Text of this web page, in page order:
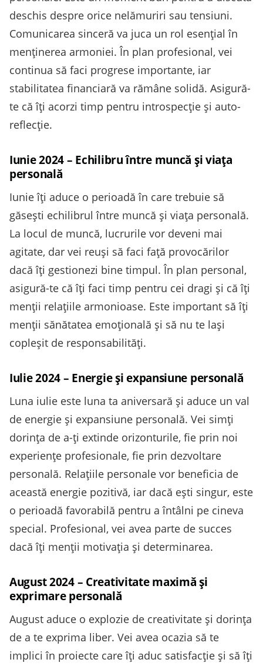
deschis despre orice nelămuriri sau tensiuni.
Comunicarea sinceră va juca un rol esențial în
menținerea armoniei. În plan profesional, vei
continua să faci progrese importante, iar
stabilitatea financiară va rămâne solidă. Asigură-
te că îți acorzi timp pentru introspecție și auto-
reflecție.
Iunie 2024 – Echilibru între muncă și viața
personală
Iunie îți aduce o perioadă în care trebuie să
găsești echilibrul între muncă și viața personală.
La locul de muncă, lucrurile vor deveni mai
agitate, dar vei reuși să faci față provocărilor
dacă îți gestionezi bine timpul. În plan personal,
asigură-te că îți faci timp pentru cei dragi și că îți
menții relațiile armonioase. Este important să îți
menții sănătatea emoțională și să nu te lași
copleșit de responsabilități.
Iulie 2024 – Energie și expansiune personală
Luna iulie este luna ta aniversară și aduce un val
de energie și expansiune personală. Vei simți
dorința de a-ți extinde orizonturile, fie prin noi
experiențe profesionale, fie prin dezvoltare
personală. Relațiile personale vor beneficia de
această energie pozitivă, iar dacă ești singur, este
o perioadă favorabilă pentru a întâlni pe cineva
special. Profesional, vei avea parte de succes
dacă îți menții motivația și determinarea.
August 2024 – Creativitate maximă și
exprimare personală
August aduce o explozie de creativitate și dorința
de a te exprima liber. Vei avea ocazia să te
implici în proiecte care îți aduc satisfacție și să îți